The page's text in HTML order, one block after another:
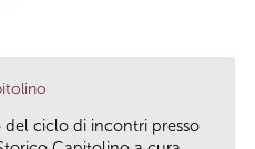
ciclo di incontri presso